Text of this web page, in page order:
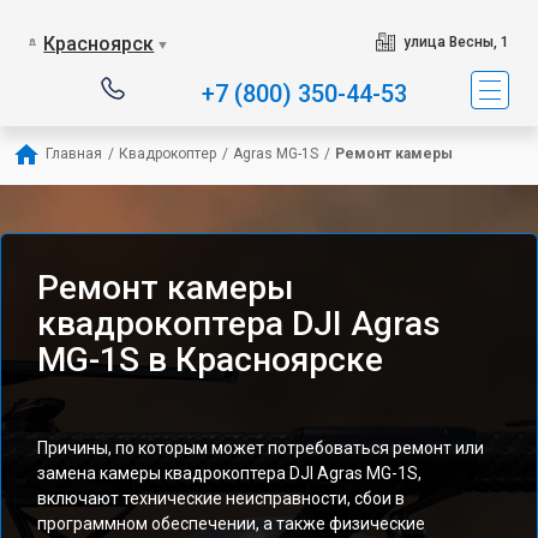
Красноярск ▼ улица Весны, 1
+7 (800) 350-44-53
Главная / Квадрокоптер / Agras MG-1S / Ремонт камеры
Ремонт камеры
квадрокоптера DJI Agras
MG-1S в Красноярске
Причины, по которым может потребоваться ремонт или
замена камеры квадрокоптера DJI Agras MG-1S,
включают технические неисправности, сбои в
программном обеспечении, а также физические